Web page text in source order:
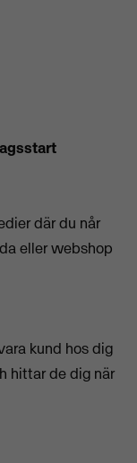
där du når
eller webshop
kund hos dig
hittar de dig när